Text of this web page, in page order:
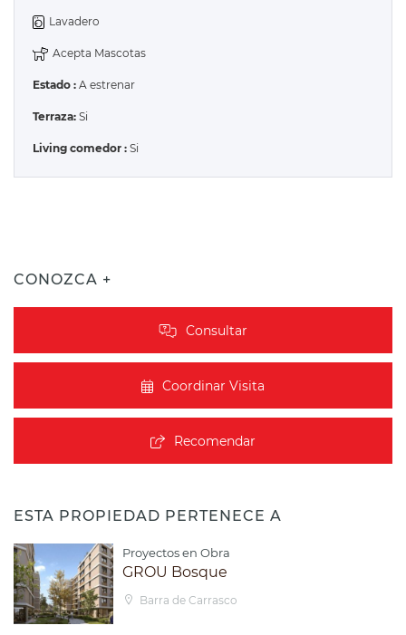
Lavadero
Acepta Mascotas
Estado : A estrenar
Terraza: Si
Living comedor : Si
CONOZCA +
Consultar
Coordinar Visita
Recomendar
ESTA PROPIEDAD PERTENECE A
Proyectos en Obra
GROU Bosque
Barra de Carrasco